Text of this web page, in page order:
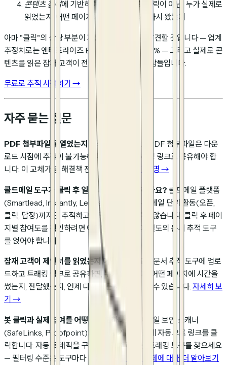
콘텐츠 참여에 기반하여 팔로업하세요, 클릭이 아닌: 누가 실제로
읽었는지, 어떤 페이지에 시간을 썼는지, 다시 왔는지
아마 "클릭"의 상당 부분이 자동 스캔이었음을 발견할 것입니다 — 업계
추정치로는 엔터프라이즈 B2B 환경에서 15–40% — 그리고 실제로 콘
텐츠를 읽은 잠재 고객이 전화할 가치가 있는 사람들입니다.
무료로 추적 시작하기 →
자주 묻는 질문
PDF 첨부파일을 열었는지 추적할 수 있나요?
PDF 첨부파일은 다운
로드 시점에 추적이 불가능해지므로, 대신 트래킹 링크로 공유해야 합
니다. 이 교체가 곧 해결책 전부입니다.
자세한 설명 →
콜드메일 도구가 클릭 후 일어나는 일을 추적하나요? 콜드메일 플랫폼
(Smartlead, Instantly, Lemlist, Apollo)은 이메일 단위 활동(오픈,
클릭, 답장)까지만 추적하고 클릭 이후는 다루지 않습니다. 클릭 후 페이
지별 참여도를 확인하려면 이메일 시퀀스 위에 별도의 문서 추적 도구
를 얹어야 합니다.
잠재 고객이 제안서를 읽었는지 어떻게 아나요?
문서 추적 도구에 업로
드하고 트래킹 링크로 공유하면, 누가 열었는지, 어떤 페이지에 시간을
썼는지, 전달했는지, 언제 다시 왔는지 정확히 볼 수 있습니다. 자세히 보
기 →
봇 클릭과 실제 참여를 어떻게 구분하나요?
이메일 보안 스캐너
(SafeLinks, Proofpoint)가 수신자가 보기 전에 자동으로 링크를 클
릭합니다. 자동 트래픽을 구체적으로 처리하는 트래킹 도구를 찾으세요
— 필터링 수준은 도구마다 다릅니다.
봇 탐지 문제에 대해 더 알아보기